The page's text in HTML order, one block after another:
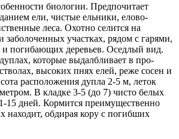
биологии. Предпочитает
ели, чи­стые ельники, елово-
леса. Охотно селится на
участках, рядом с гарями,
погибающих деревьев. Оседлый вид.
дуплах, которые выдалбливает в про­
высоких пнях елей, реже сосен и
расположения дуп­ла 2-5 м, леток
В кладке 3-5 (до 7) чисто белых
15 дней. Кормит­ся преимущественно
находит, обдирая кору с погибших